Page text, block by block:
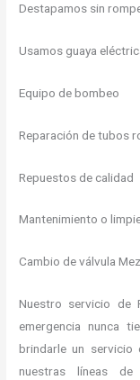
Destapamos sin
Usamos guaya
Equipo de bombeo
Reparación de tubos
Repuestos de calidad
Mantenimiento o
Cambio de válvula
Nuestro servicio de
emergencia nunca
brindarle un servicio
nuestras líneas